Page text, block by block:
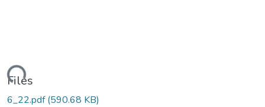
Files
6_22.pdf(590.68 KB)